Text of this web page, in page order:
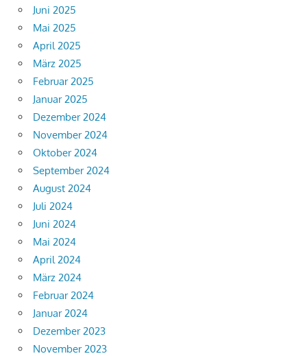
Juni 2025
Mai 2025
April 2025
März 2025
Februar 2025
Januar 2025
Dezember 2024
November 2024
Oktober 2024
September 2024
August 2024
Juli 2024
Juni 2024
Mai 2024
April 2024
März 2024
Februar 2024
Januar 2024
Dezember 2023
November 2023